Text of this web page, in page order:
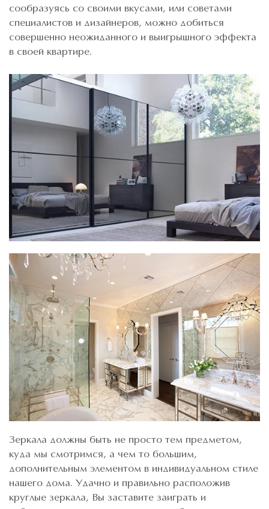
сообразуясь со своими вкусами, или советами
специалистов и дизайнеров, можно добиться
совершенно неожиданного и выигрышного эффекта
в своей квартире.
Зеркала должны быть не просто тем предметом,
куда мы смотримся, а чем то большим,
дополнительным элементом в индивидуальном стиле
нашего дома. Удачно и правильно расположив
круглые зеркала, Вы заставите заиграть и